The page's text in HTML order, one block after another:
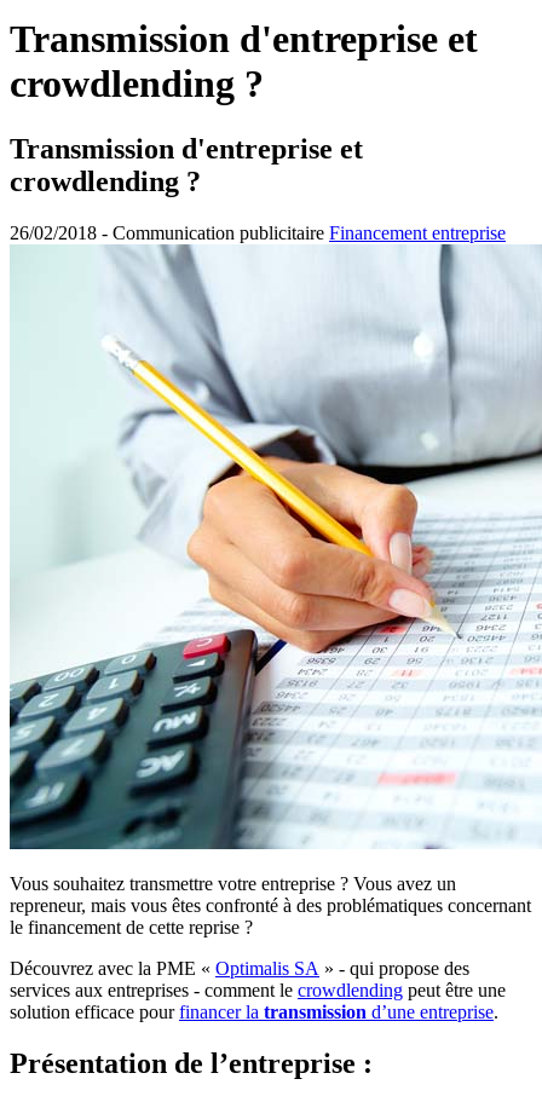
Transmission d'entreprise et
crowdlending ?
Transmission d'entreprise et
crowdlending ?
26/02/2018 - Communication publicitaire Financement entreprise
Vous souhaitez transmettre votre entreprise ? Vous avez un
repreneur, mais vous êtes confronté à des problématiques concernant
le financement de cette reprise ?
Découvrez avec la PME « Optimalis SA » - qui propose des
services aux entreprises - comment le crowdlending peut être une
solution efficace pourfinancer la transmission d’une entreprise.
Présentation de l’entreprise :